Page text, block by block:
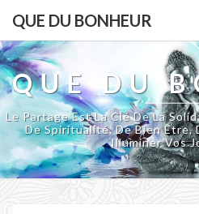
QUE DU BONHEUR
QUE DU
Le Partage Est La Clé De La
De Spiritualité, De Bien Être,
Illuminer Vos